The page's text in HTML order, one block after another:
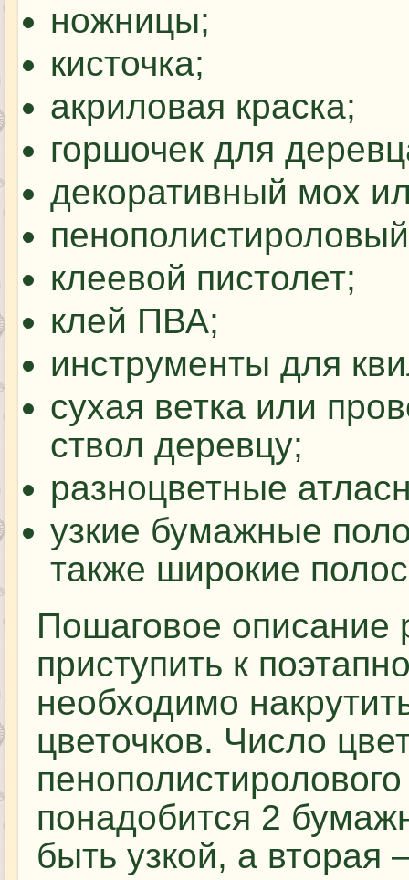
ножницы;
кисточка;
акриловая краска;
горшочек для
декоративный мох
клеевой пистолет;
клей ПВА;
инструменты для
сухая ветка или
ствол деревцу;
разноцветные
узкие бумажные
также широкие
Пошаговое
приступить к
необходимо
цветочков. Число
понадобится 2
быть узкой, а вторая